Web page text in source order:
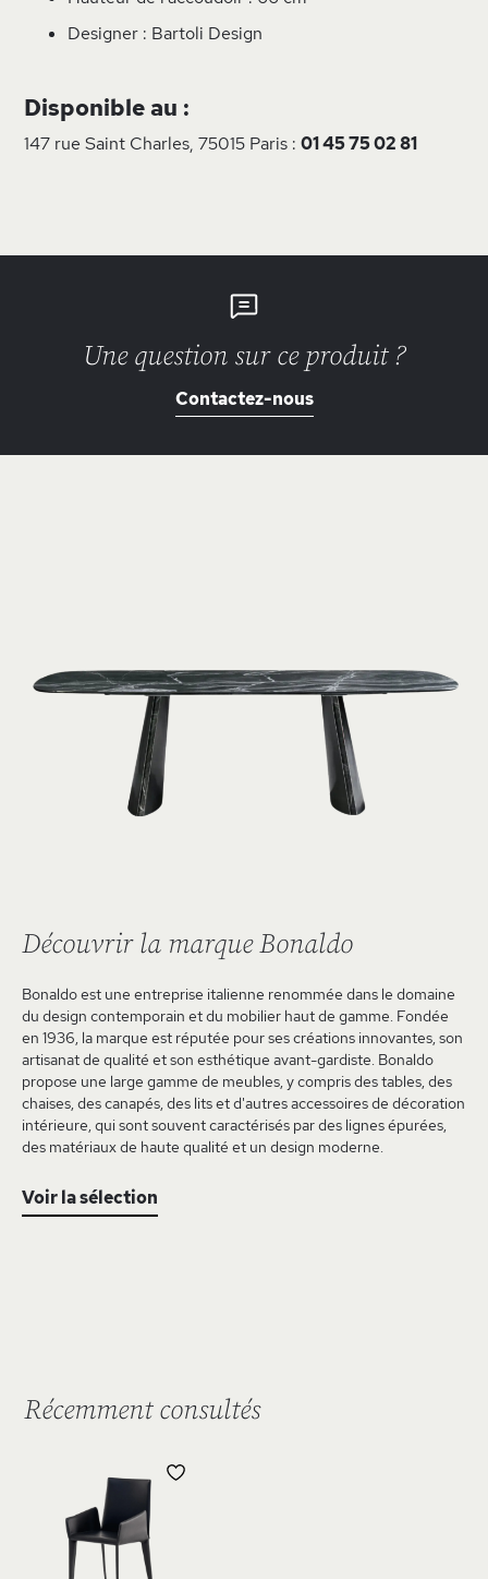
Designer : Bartoli Design
Disponible au :
147 rue Saint Charles, 75015 Paris : 01 45 75 02 81
Une question sur ce produit ?
Contactez-nous
Découvrir la marque Bonaldo
Bonaldo est une entreprise italienne renommée dans le domaine
du design contemporain et du mobilier haut de gamme. Fondée
en 1936, la marque est réputée pour ses créations innovantes, son
artisanat de qualité et son esthétique avant-gardiste. Bonaldo
propose une large gamme de meubles, y compris des tables, des
chaises, des canapés, des lits et d'autres accessoires de décoration
intérieure, qui sont souvent caractérisés par des lignes épurées,
des matériaux de haute qualité et un design moderne.
Voir la sélection
Récemment consultés